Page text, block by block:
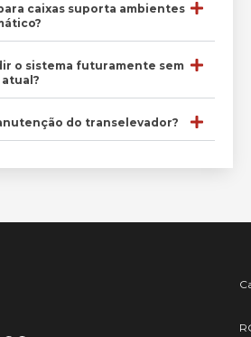
caixas suporta ambientes
o sistema futuramente sem
do transelevador?